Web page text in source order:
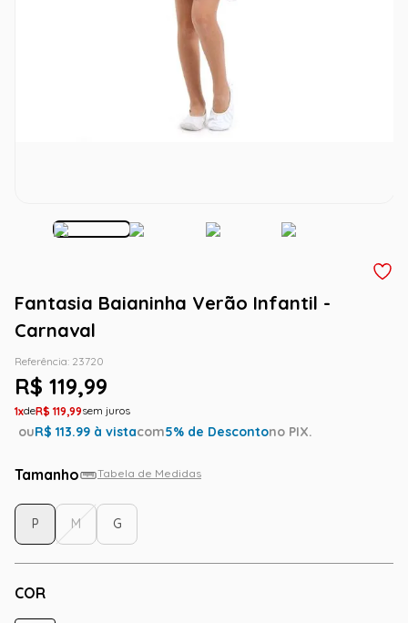
Fantasia Baianinha Verão Infantil -
Carnaval
Referência: 23720
R$ 119,99
1 R$ 119,99
ouR$ 113.99 à vistacom5% de Descontono PIX.
Tamanho Tabela de Medidas
COR
P M G